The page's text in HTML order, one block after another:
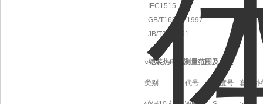
IEC1515
GB/T16839-1997
JB/T5582-91
○铠装热电偶测量范围及允差
类别 代号 分度号 套管外